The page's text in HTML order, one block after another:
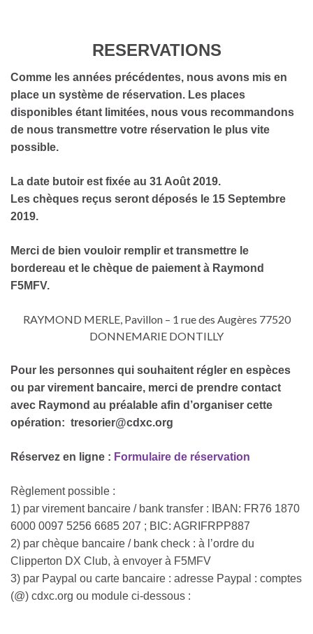
RESERVATIONS
Comme les années précédentes, nous avons mis en
place un système de réservation. Les places
disponibles étant limitées, nous vous recommandons
de nous transmettre votre réservation le plus vite
possible.
La date butoir est fixée au 31 Août 2019.
Les chèques reçus seront déposés le 15 Septembre
2019.
Merci de bien vouloir remplir et transmettre le
bordereau et le chèque de paiement à Raymond
F5MFV.
RAYMOND MERLE, Pavillon – 1 rue des Augères 77520
DONNEMARIE DONTILLY
Pour les personnes qui souhaitent régler en espèces
ou par virement bancaire, merci de prendre contact
avec Raymond au préalable afin d’organiser cette
opération: tresorier@cdxc.org
Réservez en ligne : Formulaire de réservation
Règlement possible :
1) par virement bancaire / bank transfer : IBAN: FR76 1870
6000 0097 5256 6685 207 ; BIC: AGRIFRPP887
2) par chèque bancaire / bank check : à l’ordre du
Clipperton DX Club, à envoyer à F5MFV
3) par Paypal ou carte bancaire : adresse Paypal : comptes
(@) cdxc.org ou module ci-dessous :